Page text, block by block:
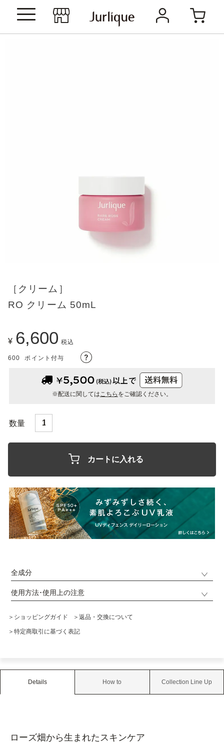
［クリーム］
RO クリーム 50mL
¥ 6,600 税込
600 ポイント付与
※配送に関してはこちら をご確認ください。
カートに入れる
全成分
使用方法･使用上の注意
＞ショッピングガイド ＞返品・交換について
＞特定商取引に基づく表記
Details How to Collection Line Up
ローズ畑から生まれたスキンケア